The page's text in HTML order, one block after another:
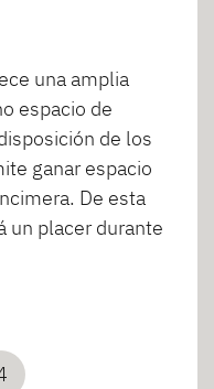
una amplia
espacio de
de los
ganar espacio
De esta
un placer durante